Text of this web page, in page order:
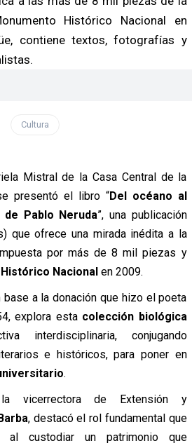
Histórico Nacional en
contiene textos, fotografías y
Cultura
Mistral de la Casa Central de la
presentó el libro “Del océano al
Pablo Neruda”, una publicación
que ofrece una mirada inédita a la
por más de 8 mil piezas y
Nacionalen 2009.
base a la donación que hizo el poeta
explora esta colección biológica
interdisciplinaria, conjugando
e históricos, para poner en
.
vicerrectora de Extensión y
, destacó el rol fundamental que
al custodiar un patrimonio que